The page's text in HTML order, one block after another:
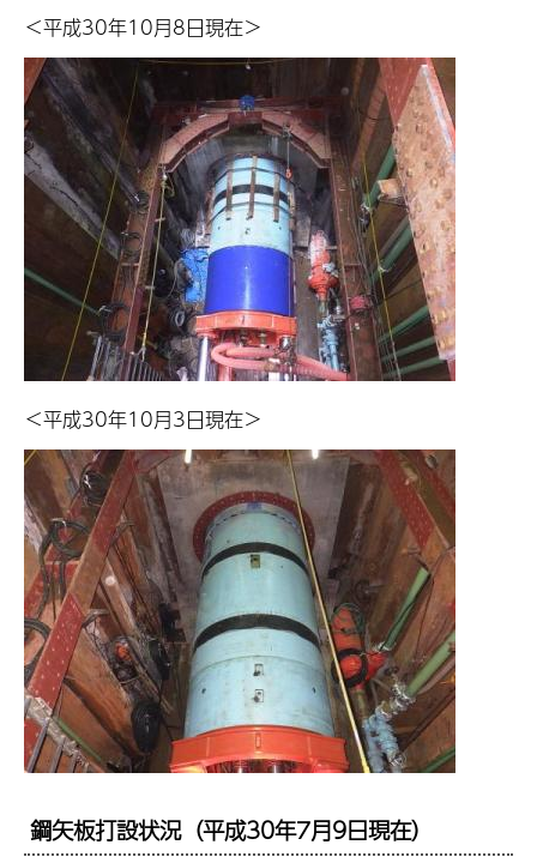
＜平成30年10月8日現在＞
＜平成30年10月3日現在＞
鋼矢板打設状況（平成30年7月9日現在）